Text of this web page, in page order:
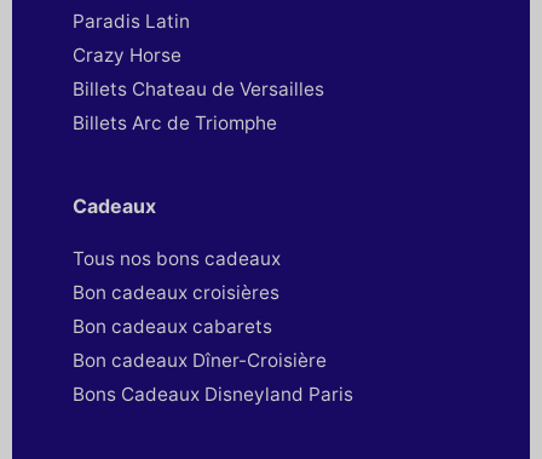
Paradis Latin
Crazy Horse
Billets Chateau de Versailles
Billets Arc de Triomphe
Cadeaux
Tous nos bons cadeaux
Bon cadeaux croisières
Bon cadeaux cabarets
Bon cadeaux Dîner-Croisière
Bons Cadeaux Disneyland Paris